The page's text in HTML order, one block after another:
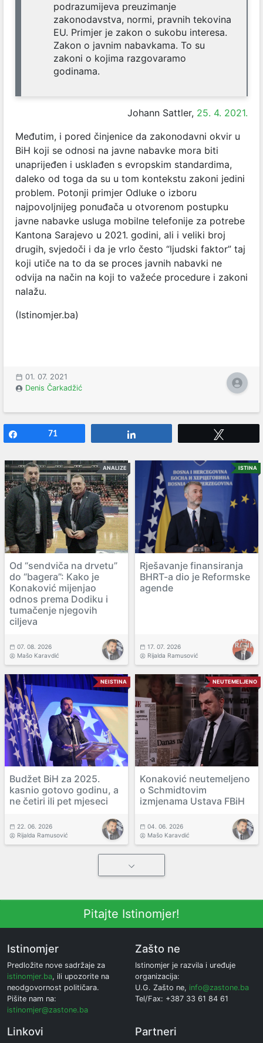
podrazumijeva preuzimanje
zakonodavstva, normi, pravnih tekovina
EU. Primjer je zakon o sukobu interesa.
Zakon o javnim nabavkama. To su
zakoni o kojima razgovaramo
godinama.
Johann Sattler, 25. 4. 2021.
Međutim, i pored činjenice da zakonodavni okvir u
BiH koji se odnosi na javne nabavke mora biti
unaprijeđen i usklađen s evropskim standardima,
daleko od toga da su u tom kontekstu zakoni jedini
problem. Potonji primjer Odluke o izboru
najpovoljnijeg ponuđača u otvorenom postupku
javne nabavke usluga mobilne telefonije za potrebe
Kantona Sarajevo u 2021. godini, ali i veliki broj
drugih, svjedoči i da je vrlo često “ljudski faktor” taj
koji utiče na to da se proces javnih nabavki ne
odvija na način na koji to važeće procedure i zakoni
nalažu.
(Istinomjer.ba)
01. 07. 2021
Denis Čarkadžić
71
ANALIZE
Od “sendviča na drvetu”
do “bagera”: Kako je
Konaković mijenjao
odnos prema Dodiku i
tumačenje njegovih
ciljeva
07. 08. 2026
Mašo Karavdić
ISTINA
Rješavanje finansiranja
BHRT-a dio je Reformske
agende
17. 07. 2026
Rijalda Ramusović
NEISTINA
Budžet BiH za 2025.
kasnio gotovo godinu, a
ne četiri ili pet mjeseci
22. 06. 2026
Rijalda Ramusović
NEUTEMELJENO
Konaković neutemeljeno
o Schmidtovim
izmjenama Ustava FBiH
04. 06. 2026
Mašo Karavdić
Pitajte Istinomjer!
Istinomjer
Predložite nove sadržaje za
istinomjer.ba, ili upozorite na
neodgovornost političara.
Pišite nam na:
istinomjer@zastone.ba
Zašto ne
Istinomjer je razvila i uređuje
organizacija:
U.G. Zašto ne, info@zastone.ba
Tel/Fax: +387 33 61 84 61
Linkovi Partneri